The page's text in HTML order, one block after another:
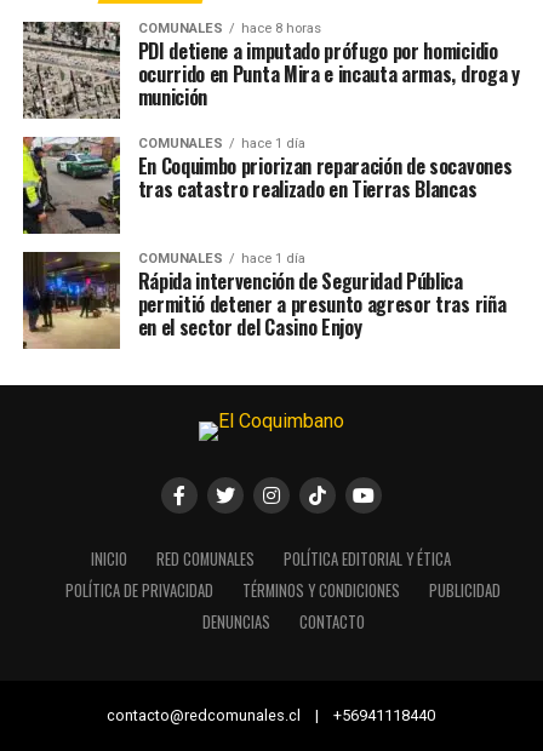
COMUNALES hace 8 horas
PDI detiene a imputado prófugo por homicidio
ocurrido en Punta Mira e incauta armas, droga y
munición
COMUNALES hace 1 día
En Coquimbo priorizan reparación de socavones
tras catastro realizado en Tierras Blancas
COMUNALES hace 1 día
Rápida intervención de Seguridad Pública
permitió detener a presunto agresor tras riña
en el sector del Casino Enjoy
INICIO RED COMUNALES
POLÍTICA EDITORIAL Y ÉTICA
POLÍTICA DE PRIVACIDAD
TÉRMINOS Y CONDICIONES
PUBLICIDAD
DENUNCIAS
CONTACTO
contacto@redcomunales.cl | +56941118440